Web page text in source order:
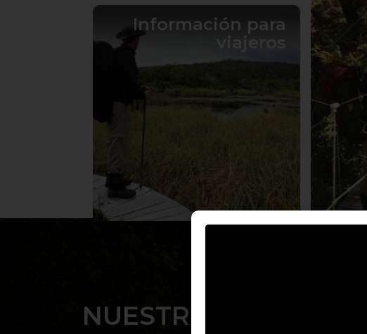
Información para
viajeros
NUESTRO